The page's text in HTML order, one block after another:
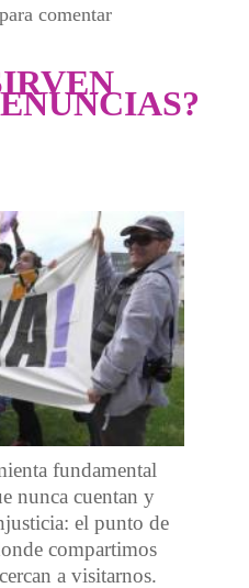
Básica de las Iguales en
para comentar
fundamental
nunca cuentan y
el punto de
compartimos
a visitarnos.